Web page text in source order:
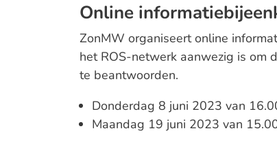
Online
ZonMW organiseert online
het ROS-netwerk aanwezig is om
te beantwoorden.
Donderdag 8 juni 2023 van
Maandag 19 juni 2023 van